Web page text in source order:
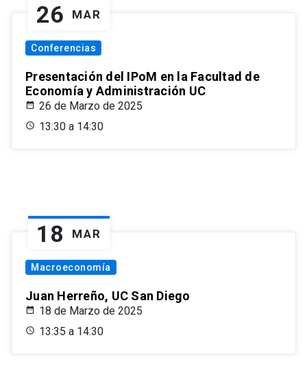
26 MAR
Conferencias
Presentación del IPoM en la Facultad de
Economía y Administración UC
26 de Marzo de 2025
13:30 a 14:30
18 MAR
Macroeconomía
Juan Herreño, UC San Diego
18 de Marzo de 2025
13:35 a 14:30